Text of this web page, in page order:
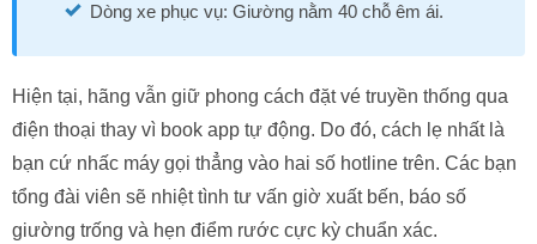
Dòng xe phục vụ: Giường nằm 40 chỗ êm ái.
Hiện tại, hãng vẫn giữ phong cách đặt vé truyền thống qua
điện thoại thay vì book app tự động. Do đó, cách lẹ nhất là
bạn cứ nhấc máy gọi thẳng vào hai số hotline trên. Các bạn
tổng đài viên sẽ nhiệt tình tư vấn giờ xuất bến, báo số
giường trống và hẹn điểm rước cực kỳ chuẩn xác.